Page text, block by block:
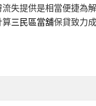
失提供是相當便捷為
算三民區當舖保貸致力